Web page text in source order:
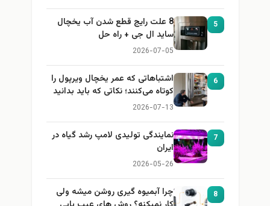
5
8 علت رایج قطع شدن آب یخچال
ساید ال جی + راه حل
2026-07-05
6
اشتباهاتی که عمر یخچال ویرپول را
کوتاه می‌کنند؛ نکاتی که باید بدانید
2026-07-13
7
نمایندگی تولیدی لامپ رشد گیاه در
ایران
2026-05-26
8
چرا آبمیوه گیری روشن میشه ولی